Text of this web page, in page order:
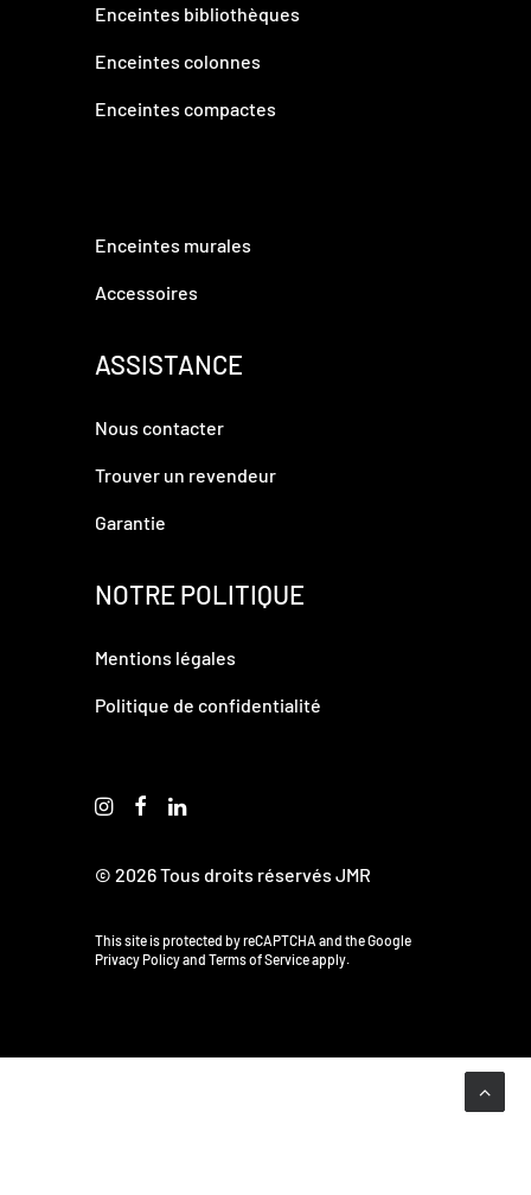
Enceintes bibliothèques
Enceintes colonnes
Enceintes compactes
Enceintes murales
Accessoires
ASSISTANCE
Nous contacter
Trouver un revendeur
Garantie
NOTRE POLITIQUE
Mentions légales
Politique de confidentialité
© 2026 Tous droits réservés JMR
This site is protected by reCAPTCHA and the Google
Privacy Policyand Terms of Serviceapply.